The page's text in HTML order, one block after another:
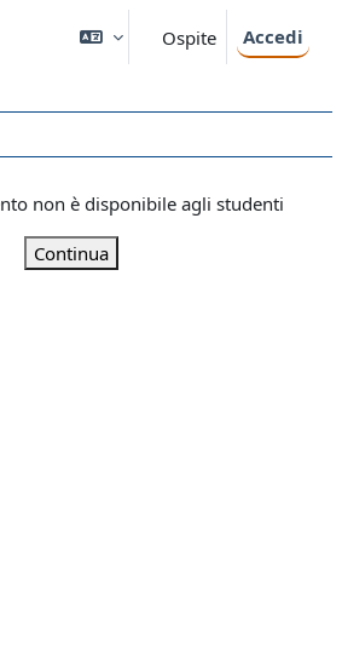
Ospite Accedi
non è disponibile agli studenti
Continua